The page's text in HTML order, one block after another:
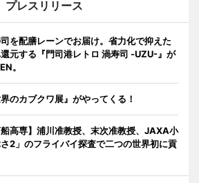
プレスリリース
を配膳レーンでお届け。省力化で抑えた
元する『門司港レトロ 渦寿司 -UZU-』が
。
のカブクワ展』がやってくる！
船高専】浦川准教授、末次准教授、JAXA小
2」のフライバイ探査で二つの世界初に貢